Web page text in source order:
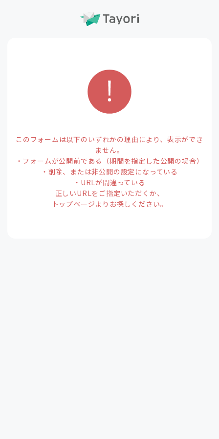
このフォームは以下のいずれかの理由により、表示ができ
ません。
・フォームが公開前である（期間を指定した公開の場合）
・削除、または非公開の設定になっている
・URLが間違っている
正しいURLをご指定いただくか、
トップページよりお探しください。